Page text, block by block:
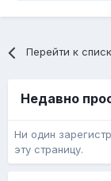
Перейти к
Недавно
Ни один
эту страницу.